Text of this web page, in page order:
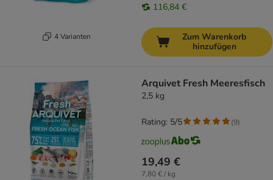
4 Varianten
116,84 €
Zum Warenkorb
hinzufügen
Arquivet Fresh Meeresfisch
2,5 kg
19,49 €
7,80 € / kg
Rating: 5/5 (9)